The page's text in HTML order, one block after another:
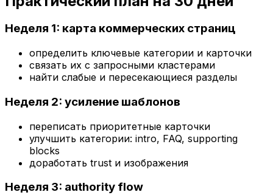
Неделя 1: карта коммерческих страниц
определить ключевые категории и карточки
связать их с запросными кластерами
найти слабые и пересекающиеся разделы
Неделя 2: усиление шаблонов
переписать приоритетные карточки
улучшить категории: intro, FAQ, supporting
blocks
доработать trust и изображения
Неделя 3: authority flow